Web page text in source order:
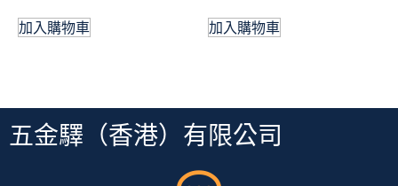
加入購物車 加入購物車
五金驛（香港）有限公司